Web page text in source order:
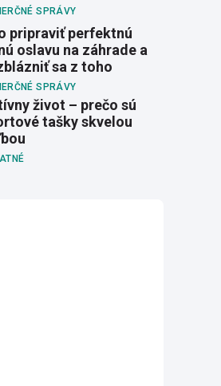
SPRÁVY
pripraviť perfektnú
oslavu na záhrade a
sa z toho
SPRÁVY
život – prečo sú
tašky skvelou